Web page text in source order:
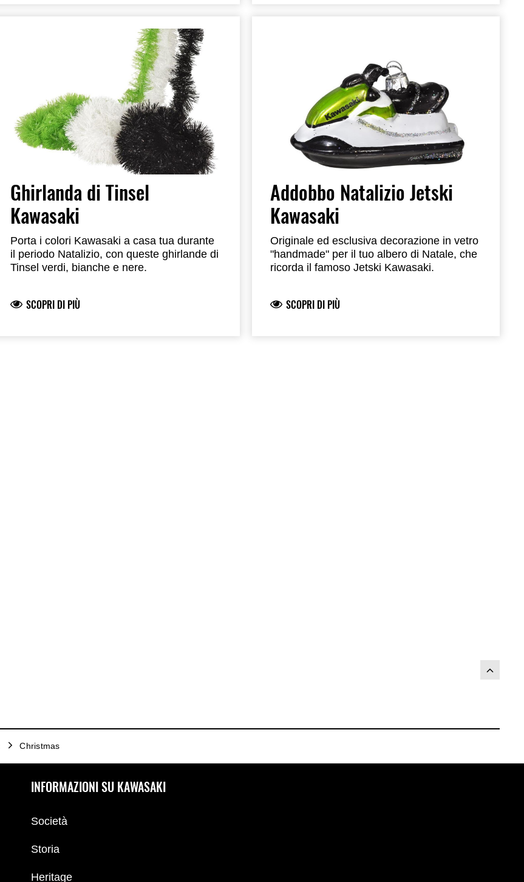
Ghirlanda di Tinsel
Kawasaki
Porta i colori Kawasaki a casa tua durante
il periodo Natalizio, con queste ghirlande di
Tinsel verdi, bianche e nere.
SCOPRI DI PIÙ
Addobbo Natalizio Jetski
Kawasaki
Originale ed esclusiva decorazione in vetro
"handmade" per il tuo albero di Natale, che
ricorda il famoso Jetski Kawasaki.
SCOPRI DI PIÙ
Christmas
INFORMAZIONI SU KAWASAKI
Società
Storia
Heritage